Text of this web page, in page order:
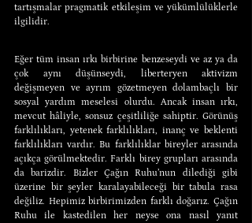
tartışmalar pragmatik etkileşim ve yükümlülüklerle
ilgilidir.
Eğer tüm insan ırkı birbirine benzeseydi ve az ya da
çok aynı düşünseydi, liberteryen aktivizm
değişmeyen ve ayrım gözetmeyen dolambaçlı bir
sosyal yardım meselesi olurdu. Ancak insan ırkı,
mevcut hâliyle, sonsuz çeşitliliğe sahiptir. Görünüş
farklılıkları, yetenek farklılıkları, inanç ve beklenti
farklılıkları vardır. Bu farklılıklar bireyler arasında
açıkça görülmektedir. Farklı birey grupları arasında
da barizdir. Bizler Çağın Ruhu’nun dilediği gibi
üzerine bir şeyler karalayabileceği bir tabula rasa
değiliz. Hepimiz birbirimizden farklı doğarız. Çağın
Ruhu ile kastedilen her neyse ona nasıl yanıt